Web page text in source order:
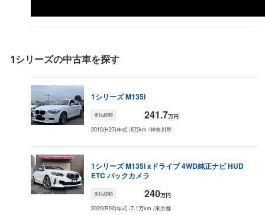
183.9万円 117.7万円 75.3万円 48.2万円
2004年式
178.5万円）
1シリーズの中古車を探す
1シリーズM135i
支払総額 241.7万円
2015(H27)年式 /6万km /神奈川県
1シリーズM135i xドライブ 4WD純正ナビ HUD
ETC バックカメラ
支払総額 240万円
2020(R02)年式 /7.1万km /東京都